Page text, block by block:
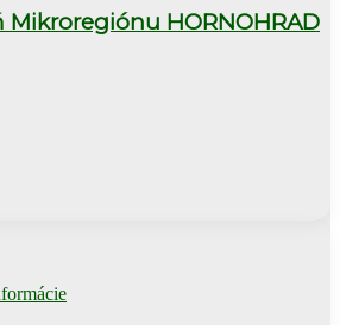
Mikroregiónu HORNOHRAD